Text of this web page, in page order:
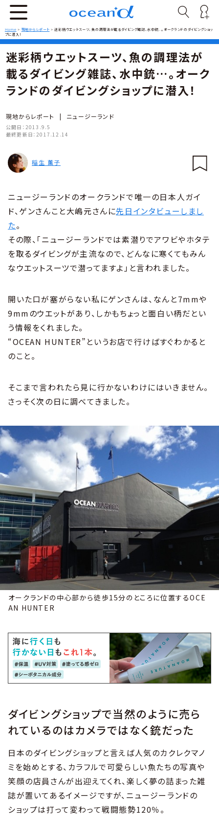
Home > 現地からレポート >迷彩柄ウエットスーツ、魚の調理法が載るダイビング雑誌、水中銃…。オークランドのダイビングショッ
プに潜入！
迷彩柄ウエットスーツ、魚の調理法が
載るダイビング雑誌、水中銃…。オーク
ランドのダイビングショップに潜入！
現地からレポート | ニュージーランド
公開日： 2013.9.5
最終更新日： 2017.12.14
稲生 薫子
ニュージーランドのオークランドで唯一の日本人ガイ
ド、ゲンさんこと大嶋元さんに先日インタビューしまし
た。
その際、「ニュージーランドでは素潜りでアワビやホタテ
を取るダイビングが主流なので、どんなに寒くてもみん
なウエットスーツで潜ってますよ」と言われました。
開いた口が塞がらない私にゲンさんは、なんと7mmや
9mmのウエットがあり、しかもちょっと面白い柄だとい
う情報をくれました。
“OCEAN HUNTER”というお店で行けばすぐわかると
のこと。
そこまで言われたら見に行かないわけにはいきません。
さっそく次の日に調べてきました。
オークランドの中心部から徒歩15分のところに位置するOCE
AN HUNTER
ダイビングショップで当然のように売ら
れているのはカメラではなく銃だった
日本のダイビングショップと言えば人気のカクレクマノ
ミを始めとする、カラフルで可愛らしい魚たちの写真や
笑顔の店員さんが出迎えてくれ、楽しく夢の詰まった雑
誌が置いてあるイメージですが、ニュージーランドの
ショップは打って変わって戦闘態勢120％。